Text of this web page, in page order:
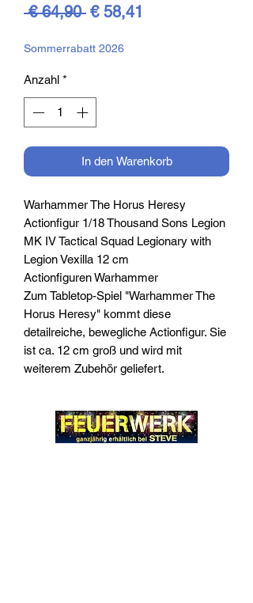
€ 64,90 Standardpreis
€ 58,41
Sommerrabatt 2026
Anzahl *
In den Warenkorb
Warhammer The Horus Heresy
Actionfigur 1/18 Thousand Sons Legion
MK IV Tactical Squad Legionary with
Legion Vexilla 12 cm
Actionfiguren Warhammer
Zum Tabletop-Spiel "Warhammer The
Horus Heresy" kommt diese
detailreiche, bewegliche Actionfigur. Sie
ist ca. 12 cm groß und wird mit
weiterem Zubehör geliefert.